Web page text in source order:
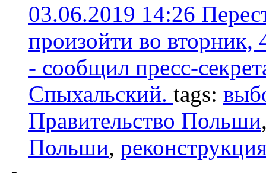
03.06.2019 14:26
произойти во
- сообщил пресс-
Спыхальский. tags:
Правительство Польши
Польши,